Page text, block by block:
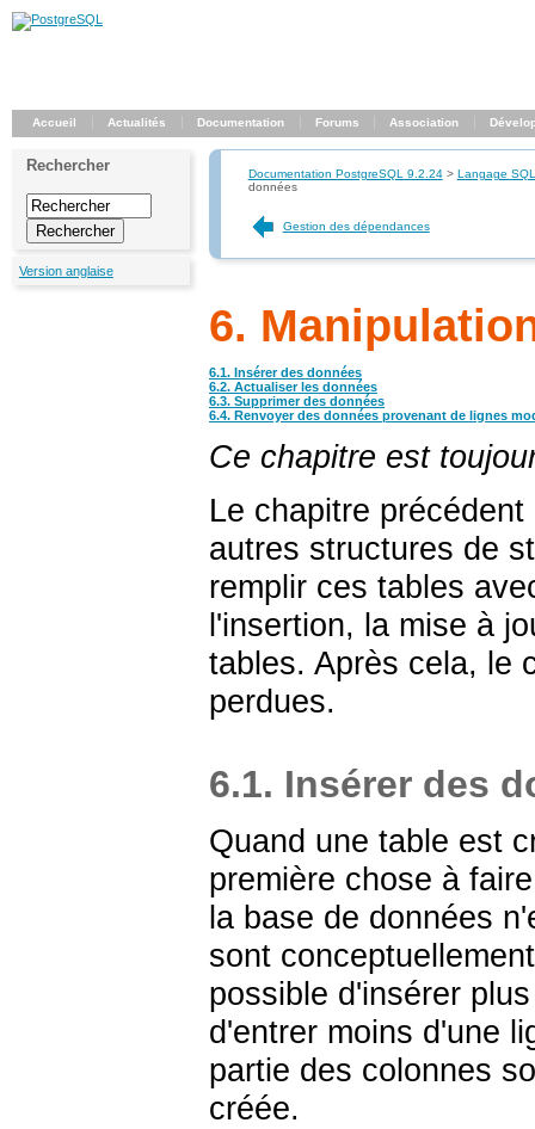
Accueil Actualités Documentation Forums Association
Rechercher
Version anglaise
Documentation PostgreSQL 9.2.24> Langage SQL
données
Gestion des dépendances
6.
6.1. Insérer des données
6.2. Actualiser les données
6.3. Supprimer des données
6.4. Renvoyer des données provenant de lignes
Ce chapitre est
Le chapitre
autres structures de
remplir ces tables
l'insertion, la mise à
tables. Après cela, le
perdues.
6.1. Insérer des
Quand une table est
première chose à
la base de données
sont
possible d'insérer
d'entrer moins d'une
partie des colonnes
créée.